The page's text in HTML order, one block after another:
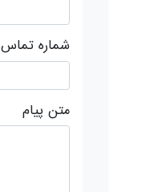
شماره تماس
متن پیام